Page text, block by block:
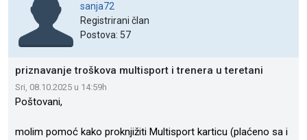
sanja72
Registrirani član
Postova: 57
priznavanje troškova multisport i trenera u teretani
Sri, 08.10.2025 u 14:59h
Poštovani,
molim pomoć kako proknjižiti Multisport karticu (plaćeno sa i